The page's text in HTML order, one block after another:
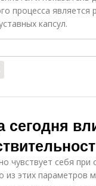
процесса
капсул.
сегодня
чувствует себя при
из этих параметров